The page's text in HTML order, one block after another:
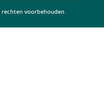
voorbehouden